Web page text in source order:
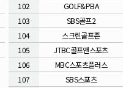
102
GOLF&PBA
103
SBS골프2
104
스크린골프존
105
JTBC골프앤스포츠
106
MBC스포츠플러스
107
SBS스포츠